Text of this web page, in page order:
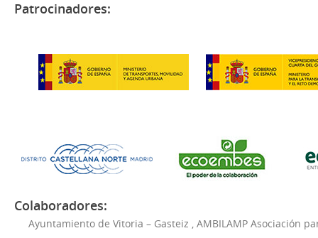
Patrocinadores:
Colaboradores:
Ayuntamiento de Vitoria – Gasteiz AMBILAMP Asociación